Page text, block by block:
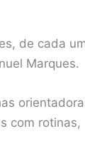
de cada
Marques.
com rotinas,